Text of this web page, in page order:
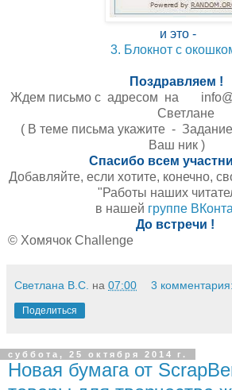
и это -
3. Блокнот с
Поздравляем !
Ждем письмо с адресом на
Светлане
( В теме письма укажите -
Ваш ник )
Спасибо всем
Добавляйте, если хотите, конечно,
"Работы наших
в нашей группе
До встречи !
© Хомячок Challenge
Светлана В.С. на 07:00 3 комментария:
Поделиться
суббота, 25 октября 2014 г.
Новая бумага от